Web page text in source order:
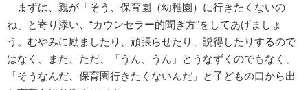
まずは、親が「そう、保育園（幼稚園）に行きたくないの
ね」と寄り添い、“カウンセラー的聞き方”をしてあげましょ
う。むやみに励ましたり、頑張らせたり、説得したりするので
はなく、また、ただ、「うん、うん」とうなずくのでもなく、
「そうなんだ、保育園行きたくないんだ」と子どもの口から出